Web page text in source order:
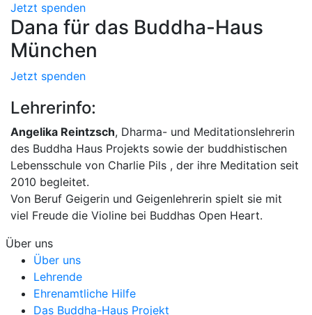
Jetzt spenden
Dana für das Buddha-Haus
München
Jetzt spenden
Lehrerinfo:
Angelika Reintzsch, Dharma- und Meditationslehrerin
des Buddha Haus Projekts sowie der buddhistischen
Lebensschule von Charlie Pils , der ihre Meditation seit
2010 begleitet.
Von Beruf Geigerin und Geigenlehrerin spielt sie mit
viel Freude die Violine bei Buddhas Open Heart.
Über uns
Über uns
Lehrende
Ehrenamtliche Hilfe
Das Buddha-Haus Projekt